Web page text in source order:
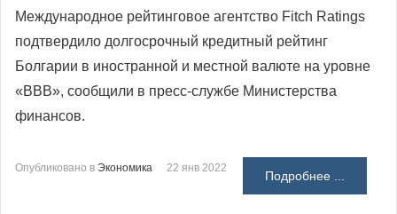
Международное рейтинговое агентство Fitch Ratings
подтвердило долгосрочный кредитный рейтинг
Болгарии в иностранной и местной валюте на уровне
«ВВВ», сообщили в пресс-службе Министерства
финансов.
Опубликовано в Экономика 22 янв 2022
Подробнее ...